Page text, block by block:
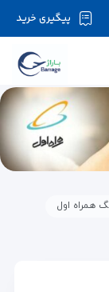
باشد لطفا
پیگیری خرید
همراه اول